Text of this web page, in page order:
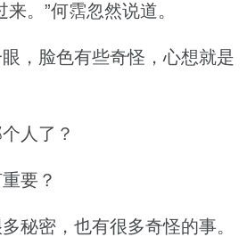
。”何霑忽然说道。
，脸色有些奇怪，心想就是
人了？
要？
秘密，也有很多奇怪的事。